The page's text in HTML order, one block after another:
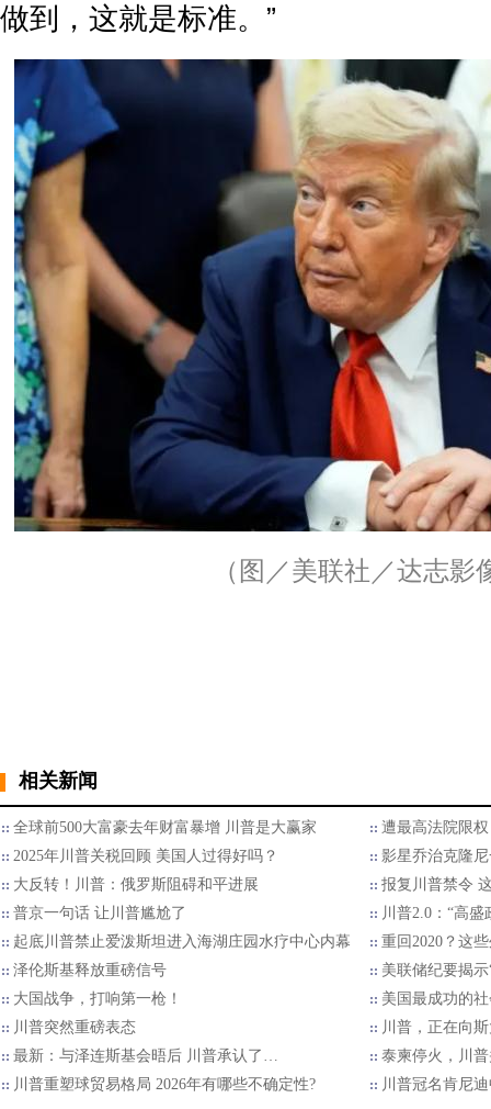
做到，这就是标准。”
（图／美联社／达志影
相关新闻
全球前500大富豪去年财富暴增 川普是大赢家
遭最高法院限
2025年川普关税回顾 美国人过得好吗？
影星乔治克隆
大反转！川普：俄罗斯阻碍和平进展
报复川普禁令
普京一句话 让川普尴尬了
川普2.0：“高盛
起底川普禁止爱泼斯坦进入海湖庄园水疗中心内幕
重回2020？这
泽伦斯基释放重磅信号
美联储纪要揭
大国战争，打响第一枪！
美国最成功的
川普突然重磅表态
川普，正在向
最新：与泽连斯基会晤后 川普承认了…
泰柬停火，川
川普重塑球贸易格局 2026年有哪些不确定性?
川普冠名肯尼